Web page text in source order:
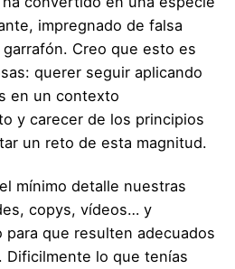
impregnado de falsa
Creo que esto es
querer seguir aplicando
en un contexto
y carecer de los principios
un reto de esta magnitud.
mínimo detalle nuestras
copys, vídeos… y
que resulten adecuados
Dificilmente lo que tenías